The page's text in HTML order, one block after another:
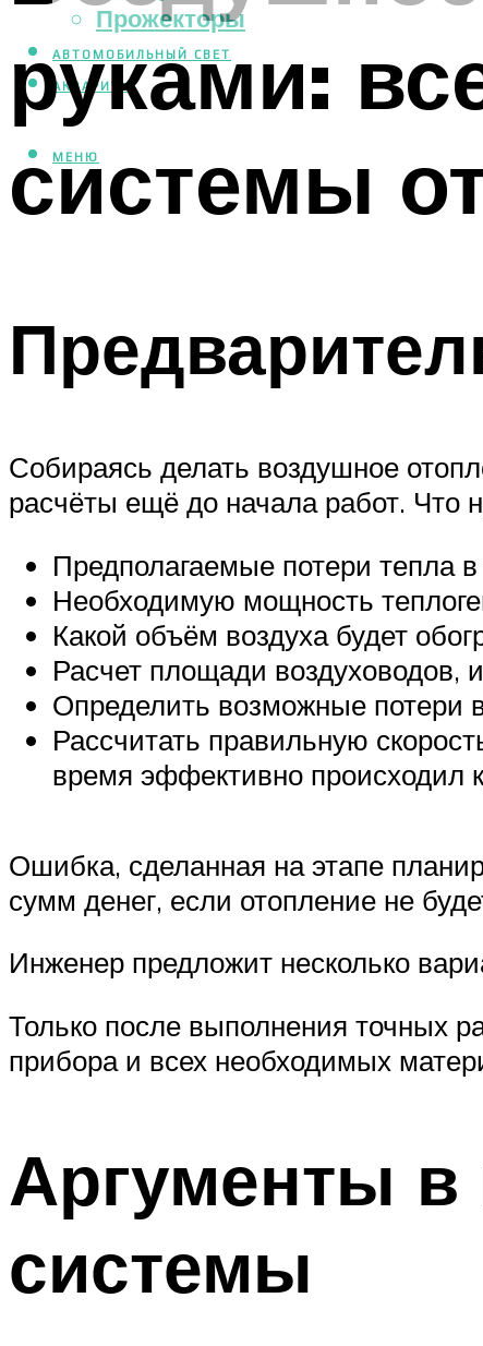
Прожекторы
АВТОМОБИЛЬНЫЙ СВЕТ
АКВАРИУМ
МЕНЮ
руками:
системы
Собираясь делать воздушное
расчёты ещё до начала работ. Что
Предполагаемые потери тепла
Необходимую мощность
Какой объём воздуха будет
Расчет площади воздуховодов,
Определить возможные потери
Рассчитать правильную
время эффективно происходил
Ошибка, сделанная на этапе
сумм денег, если отопление не
Инженер предложит несколько
Только после выполнения точных
прибора и всех необходимых
Аргументы
системы